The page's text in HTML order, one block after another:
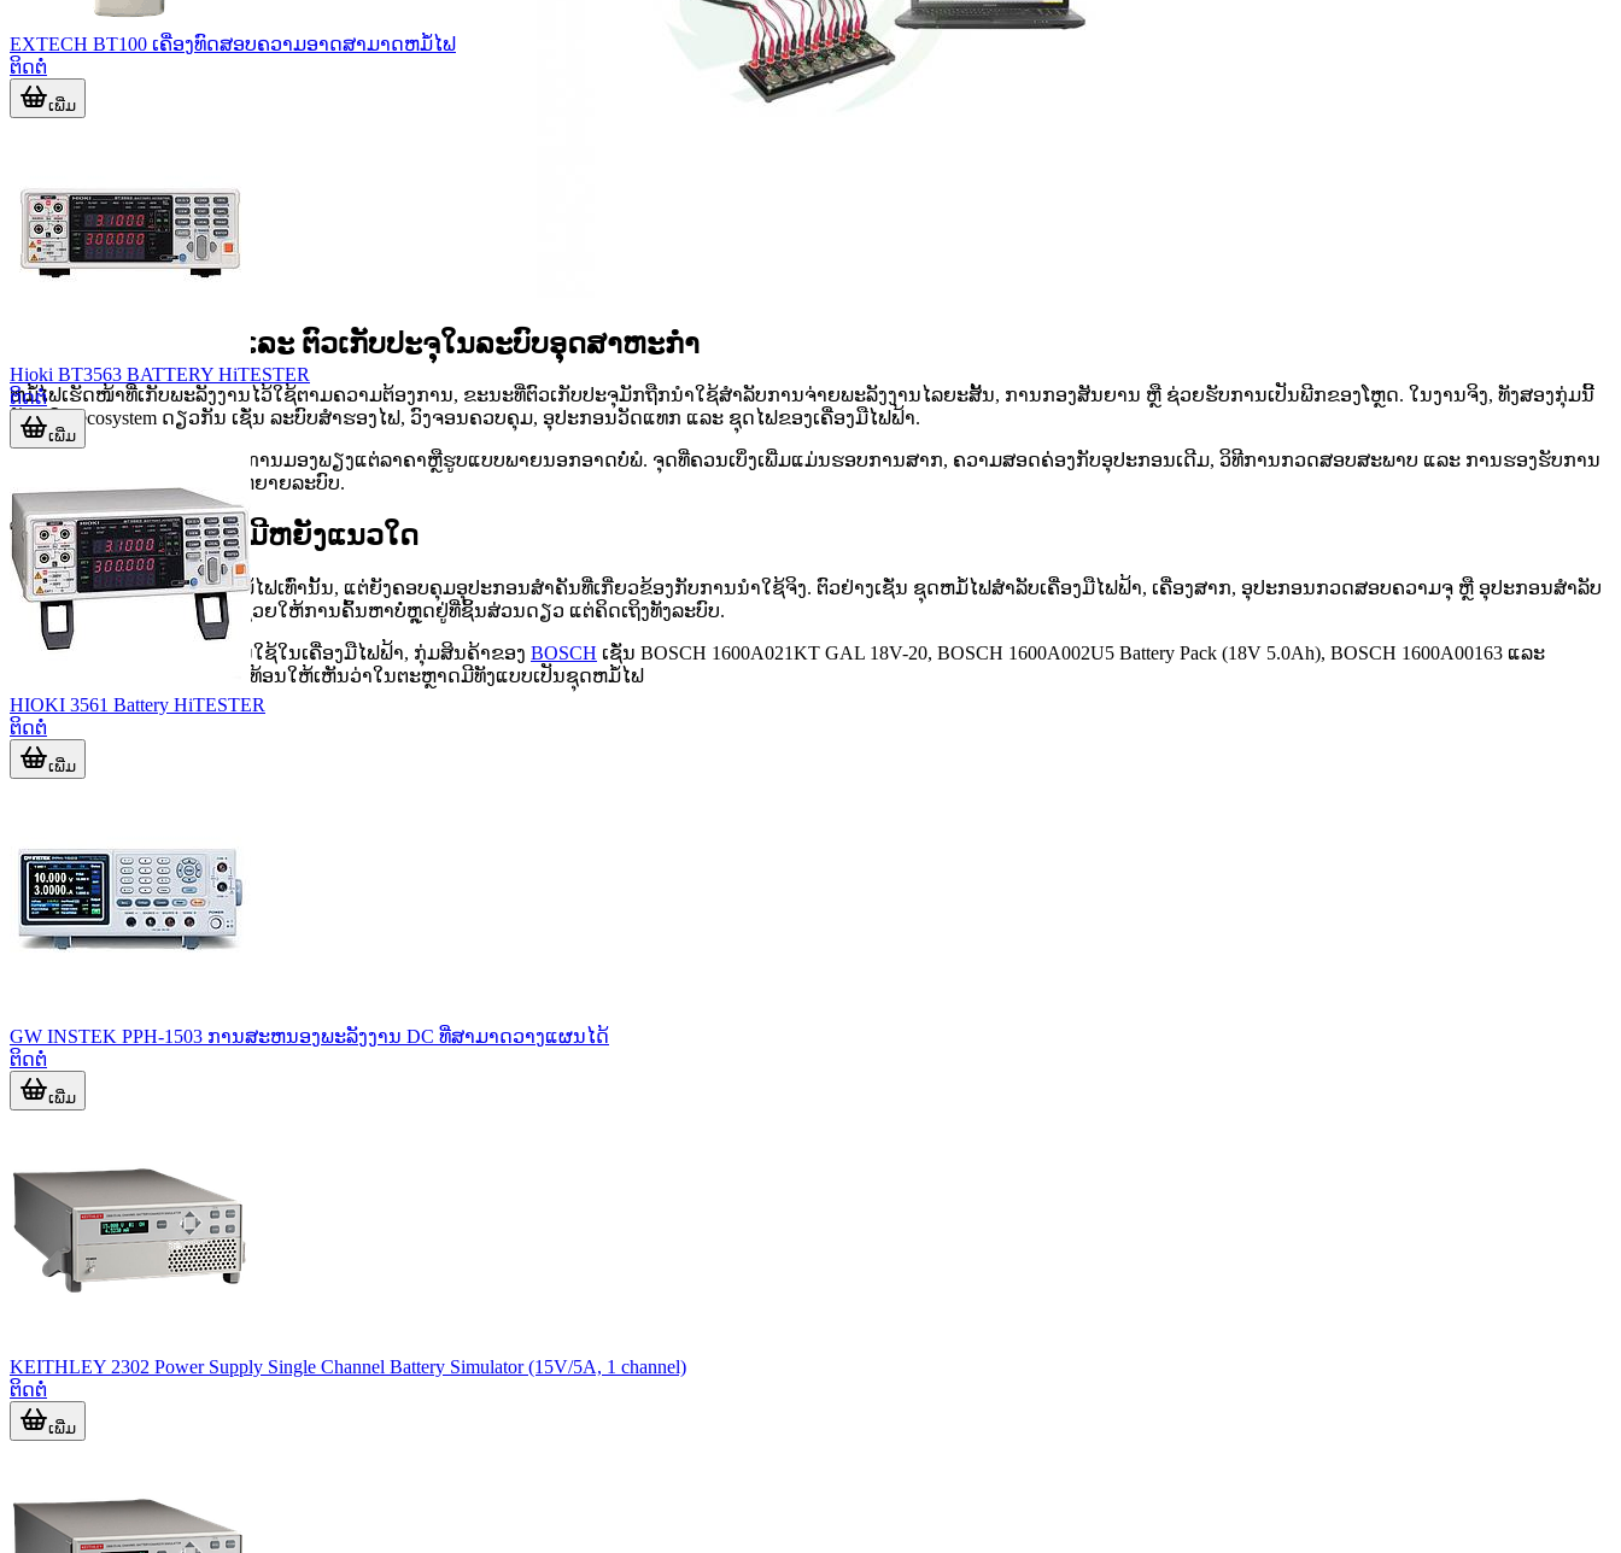
ບົດບາດຂອງຫມໍ້ໄຟ ແລະ ຕົວເກັບປະຈຸໃນລະບົບອຸດສາຫະກຳ
ຫມໍ້ໄຟເຮັດໜ້າທີ່ເກັບພະລັງງານໄວ້ໃຊ້ຕາມຄວາມຕ້ອງການ, ຂະນະທີ່ຕົວເກັບປະຈຸມັກຖືກນຳໃຊ້ສຳລັບການຈ່າຍພະລັງງານໄລຍະສັ້ນ, ການກອງສັນຍານ ຫຼື ຊ່ວຍຮັບການເປັນພີກຂອງໂຫຼດ. ໃນງານຈິງ, ທັງສອງກຸ່ມນີ້
ມັກຢູ່ໃນ ecosystem ດຽວກັນ ເຊັ່ນ ລະບົບສຳຮອງໄຟ, ວົງຈອນຄວບຄຸມ, ອຸປະກອນວັດແທກ ແລະ ຊຸດໄຟຂອງເຄື່ອງມືໄຟຟ້າ.
ສຳລັບຜູ້ຈັດຊື້ ຫຼື ວິສະວະກອນ, ການມອງພຽງແຕ່ລາຄາຫຼືຮູບແບບພາຍນອກອາດບໍ່ພໍ. ຈຸດທີ່ຄວນເບິ່ງເພີ່ມແມ່ນຮອບການສາກ, ຄວາມສອດຄ່ອງກັບອຸປະກອນເດີມ, ວິທີການກວດສອບສະພາບ ແລະ ການຮອງຮັບການ
ບໍລິການເມື່ອຈຳເປັນປ່ຽນຫຼືຂະຫຍາຍລະບົບ.
ກຸ່ມສິນຄ້າໃນໝວດນີ້ມີຫຍັງແນວໃດ
ໝວດນີ້ບໍ່ໄດ້ຈຳກັດຢູ່ພຽງຕົວຫມໍ້ໄຟເທົ່ານັ້ນ, ແຕ່ຍັງຄອບຄຸມອຸປະກອນສຳຄັນທີ່ເກີ່ຍວຂ້ອງກັບການນຳໃຊ້ຈິງ. ຕົວຢ່າງເຊັ່ນ ຊຸດຫມໍ້ໄຟສຳລັບເຄື່ອງມືໄຟຟ້າ, ເຄື່ອງສາກ, ອຸປະກອນກວດສອບຄວາມຈຸ ຫຼື ອຸປະກອນສຳລັບ
ລະບົບສຳຮອງ. ມຸມມອງແບບນີ້ຊ່ວຍໃຫ້ການຄົ້ນຫາບໍ່ຫຼຸດຢູ່ທີ່ຊິ້ນສ່ວນດຽວ ແຕ່ຄິດເຖິງທັງລະບົບ.
ຖ້າຈຸດປະສົງຂອງທ່ານແມ່ນການໃຊ້ໃນເຄື່ອງມືໄຟຟ້າ, ກຸ່ມສິນຄ້າຂອງ BOSCH ເຊັ່ນ BOSCH 1600A021KT GAL 18V-20, BOSCH 1600A002U5 Battery Pack (18V 5.0Ah), BOSCH 1600A00163 ແລະ
BOSCH Pin(14.4V 1.5Ah) ສະທ້ອນໃຫ້ເຫັນວ່າໃນຕະຫຼາດມີທັງແບບເປັນຊຸດຫມໍ້ໄຟ
EXTECH BT100 ເຄື່ອງທົດສອບຄວາມອາດສາມາດຫມໍ້ໄຟ
ຕິດຕໍ່
ເພີ່ມ
Hioki BT3563 BATTERY HiTESTER
ຕິດຕໍ່
ເພີ່ມ
HIOKI 3561 Battery HiTESTER
ຕິດຕໍ່
ເພີ່ມ
GW INSTEK PPH-1503 ການສະຫນອງພະລັງງານ DC ທີ່ສາມາດວາງແຜນໄດ້
ຕິດຕໍ່
ເພີ່ມ
KEITHLEY 2302 Power Supply Single Channel Battery Simulator (15V/5A, 1 channel)
ຕິດຕໍ່
ເພີ່ມ